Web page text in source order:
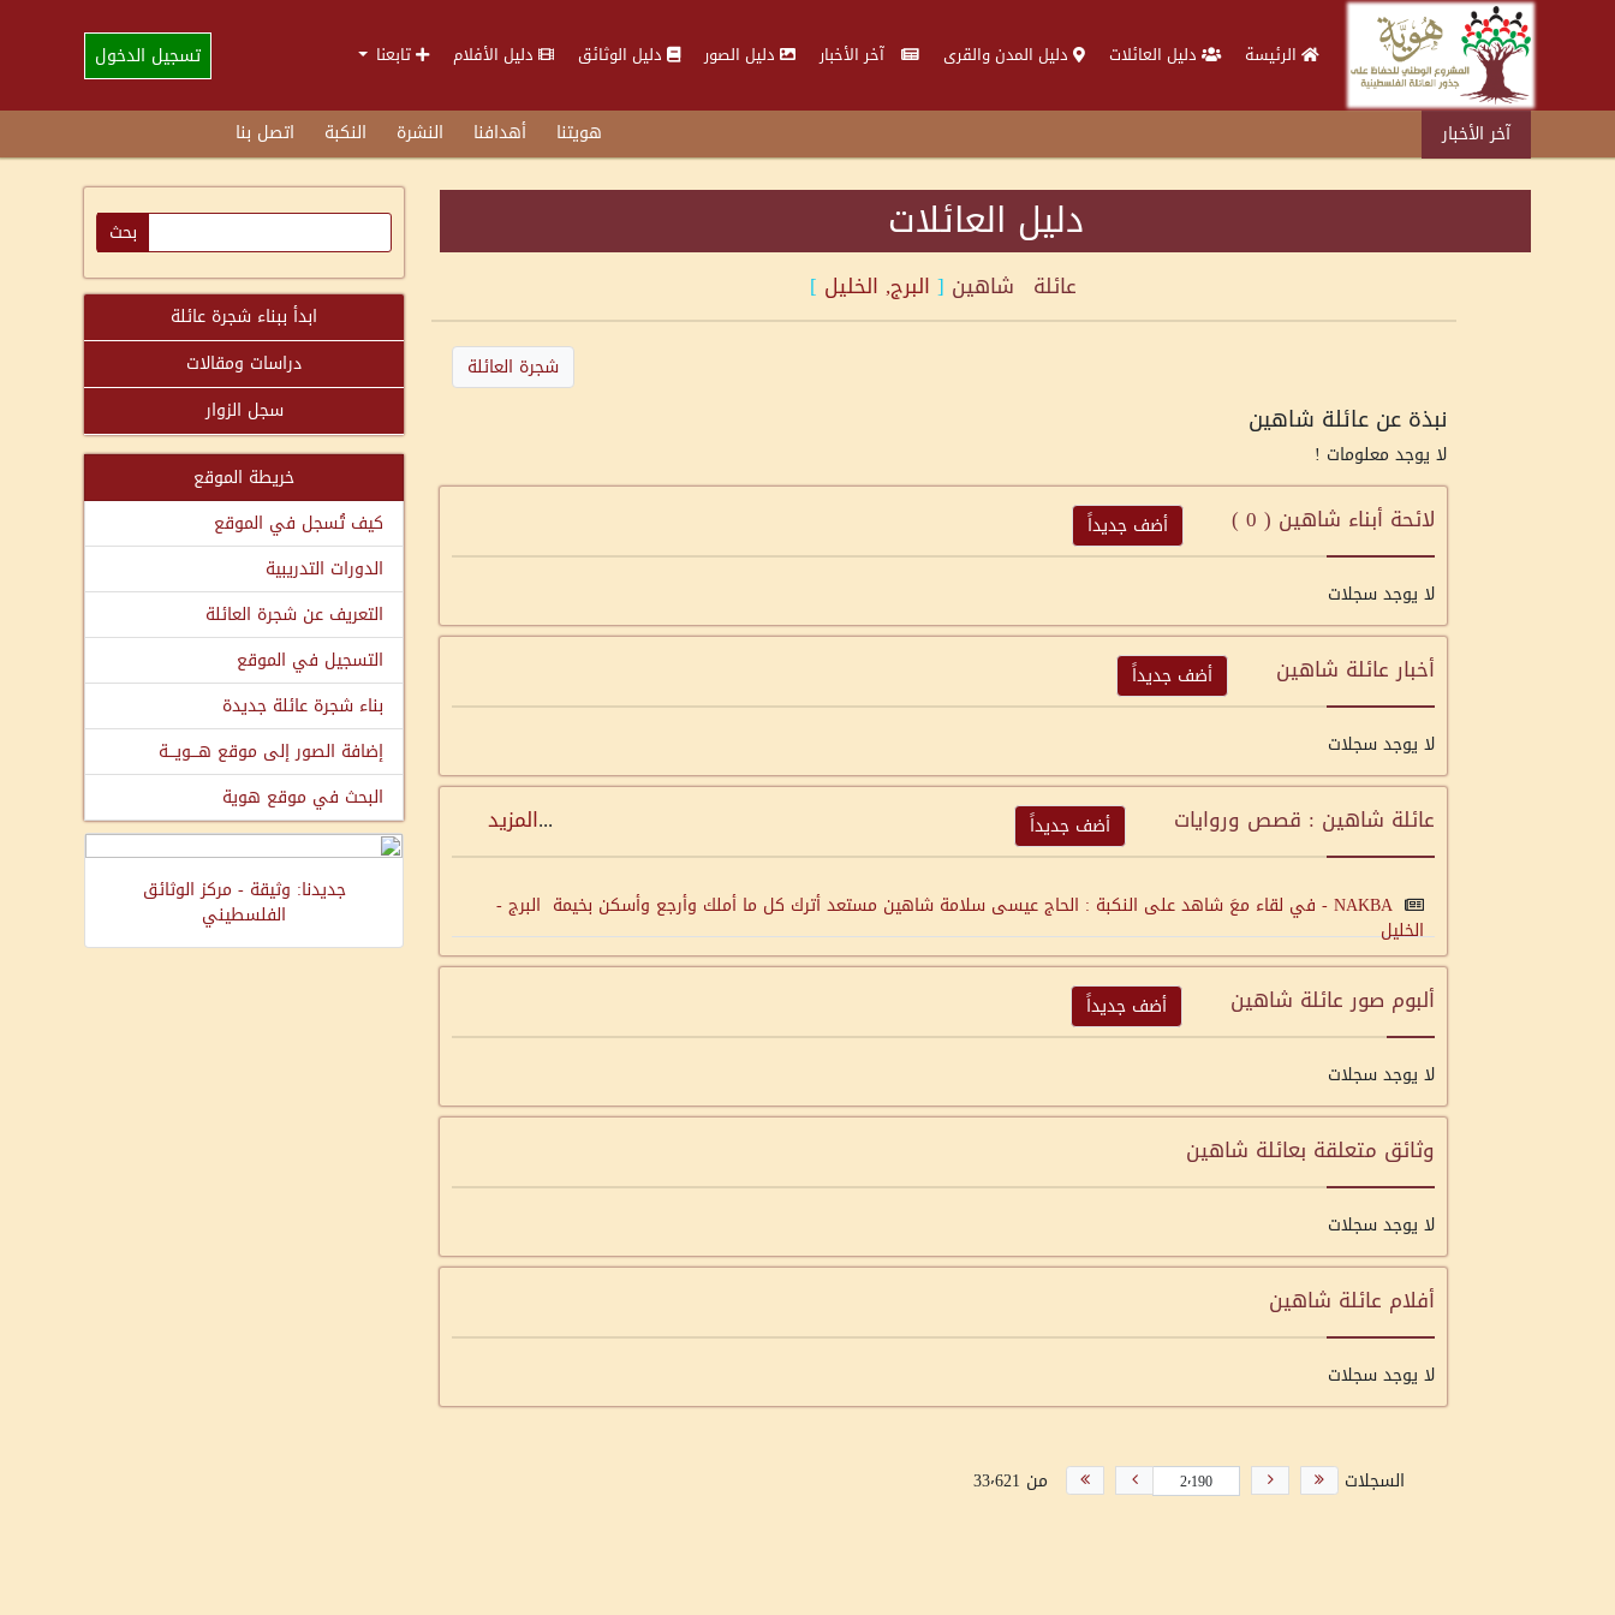
الرئيسة دليل العائلات دليل المدن والقرى آخر الأخبار دليل الصور دليل الوثائق دليل الأفلام تابعنا تسجيل الدخول
آخر الأخبار هويتنا أهدافنا النشرة النكبة اتصل بنا
دليل العائلات
عائلة شاهين [ البرج, الخليل ]
شجرة العائلة
نبذة عن عائلة شاهين
لا يوجد معلومات !
لائحة أبناء شاهين ( 0
) أضف جديداً
لا يوجد سجلات
أخبار عائلة شاهين أضف جديداً
لا يوجد سجلات
عائلة شاهين : قصص وروايات أضف جديداً ...المزيد
NAKBA - في لقاء معَ شاهد على النكبة : الحاج عيسى سلامة شاهين مستعد أترك كل ما أملك وأرجع وأسكن بخيمة البرج -
الخليل
ألبوم صور عائلة شاهين أضف جديداً
لا يوجد سجلات
وثائق متعلقة بعائلة شاهين
لا يوجد سجلات
أفلام عائلة شاهين
لا يوجد سجلات
السجلات من 33٬621
ابدأ ببناء شجرة عائلة
دراسات ومقالات
سجل الزوار
خريطة الموقع
كيف تُسجل في الموقع
الدورات التدريبية
التعريف عن شجرة العائلة
التسجيل في الموقع
بناء شجرة عائلة جديدة
إضافة الصور إلى موقع هـــويـــة
البحث في موقع هوية
جديدنا: وثيقة - مركز الوثائق
الفلسطيني